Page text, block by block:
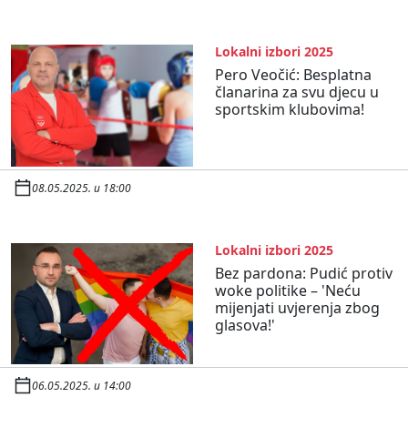
Lokalni izbori 2025
Pero Veočić: Besplatna
članarina za svu djecu u
sportskim klubovima!
08.05.2025. u 18:00
Lokalni izbori 2025
Bez pardona: Pudić protiv
woke politike – 'Neću
mijenjati uvjerenja zbog
glasova!'
06.05.2025. u 14:00